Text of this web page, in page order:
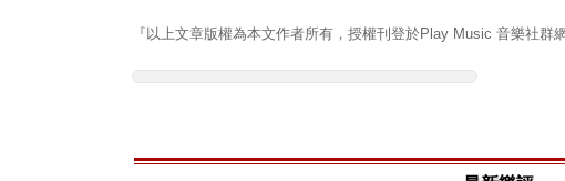
『以上文章版權為本文作者所有，授權刊登於Play Music 音樂社群網